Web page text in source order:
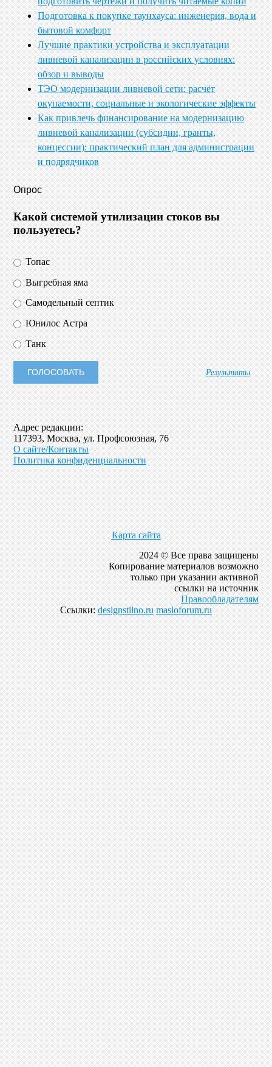
Подготовка к покупке таунхауса: инженерия, вода и
бытовой комфорт
Лучшие практики устройства и эксплуатации
ливневой канализации в российских условиях:
обзор и выводы
ТЭО модернизации ливневой сети: расчёт
окупаемости, социальные и экологические эффекты
Как привлечь финансирование на модернизацию
ливневой канализации (субсидии, гранты,
концессии): практический план для администрации
и подрядчиков
Опрос
Какой системой утилизации стоков вы
пользуетесь?
Топас
Выгребная яма
Самодельный септик
Юнилос Астра
Танк
Результаты
Адрес редакции:
117393, Москва, ул. Профсоюзная, 76
О сайте/Контакты
Политика конфиденциальности
Карта сайта
2024 © Все права защищены
Копирование материалов возможно
только при указании активной
ссылки на источник
Правообладателям
Ссылки: designstilno.ru masloforum.ru